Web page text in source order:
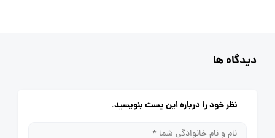
دیدگاه ها
نظر خود را درباره این پست بنویسید.